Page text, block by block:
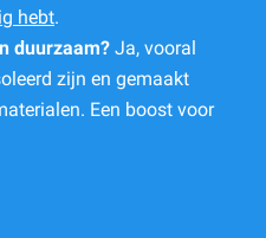
hebt.
duurzaam? Ja, vooral
zijn en gemaakt
Een boost voor